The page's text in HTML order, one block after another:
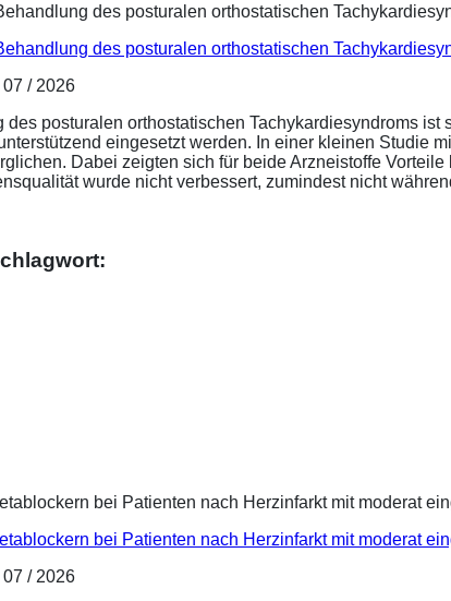
des posturalen orthostatischen
/ 2026
des posturalen orthostatischen Tachykardiesyndroms
eingesetzt werden. In einer kleinen Studie
Dabei zeigten sich für beide Arzneistoffe
wurde nicht verbessert, zumindest nicht
bei Patienten nach Herzinfarkt mit moderat
/ 2026